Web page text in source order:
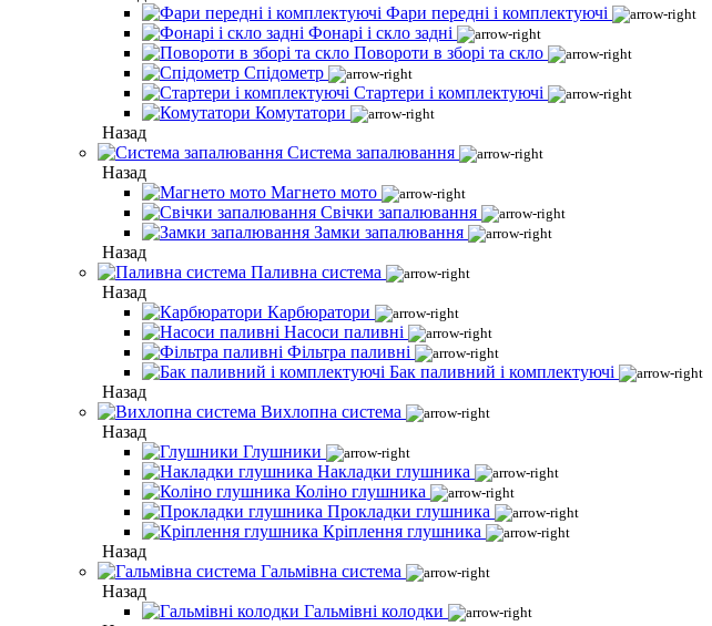
Фари передні і комплектуючі
Фонарі і скло задні
Повороти в зборі та скло
Спідометр
Стартери і комплектуючі
Комутатори
Назад
Система запалювання
Назад
Магнето мото
Свічки запалювання
Замки запалювання
Назад
Паливна система
Назад
Карбюратори
Насоси паливні
Фільтра паливні
Бак паливний і комплектуючі
Назад
Вихлопна система
Назад
Глушники
Накладки глушника
Коліно глушника
Прокладки глушника
Кріплення глушника
Назад
Гальмівна система
Назад
Гальмівні колодки